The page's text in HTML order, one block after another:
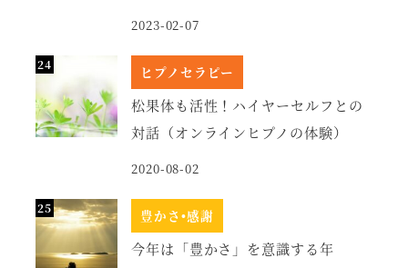
2023-02-07
ヒプノセラピー
松果体も活性！ハイヤーセルフとの
対話（オンラインヒプノの体験）
2020-08-02
豊かさ•感謝
今年は「豊かさ」を意識する年